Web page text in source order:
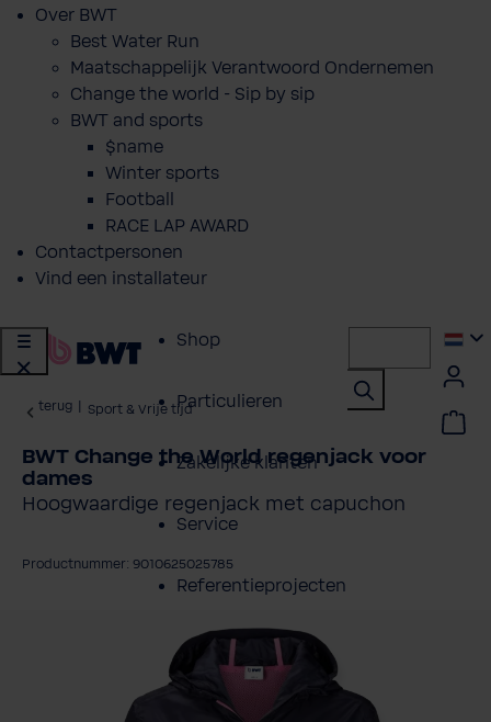
Over BWT
Best Water Run
Maatschappelijk Verantwoord Ondernemen
Change the world - Sip by sip
BWT and sports
$name
Winter sports
Football
RACE LAP AWARD
Contactpersonen
Vind een installateur
Shop
Particulieren
Zakelijke klanten
Service
Referentieprojecten
Over BWT
Contactpersonen
terug Sport & Vrije tijd
BWT Change the World regenjack voor
dames
Hoogwaardige regenjack met capuchon
Productnummer: 9010625025785